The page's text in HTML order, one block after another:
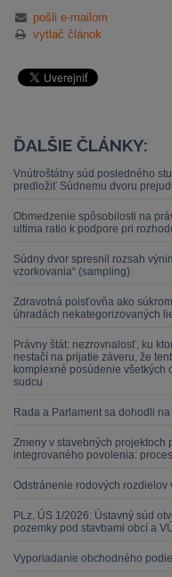
pošli e-mailom
vytlač článok
ĎALŠIE ČLÁNKY:
Vnútroštátny súd posledného
predložiť Súdnemu dvoru
Obmedzenie spôsobilosti na
ultima ratio k podpore pri
Súdny dvor spresnil rozsah
vzorkovania“ (sampling)
Zdravotná poisťovňa ako
úhradách nekategorizovaných
Právny štát: nezrovnalosť, ku
nestačí na prijatie záveru, že
komplexné posúdenie všetkých
sudcu
Rada a Parlament sa dohodli
Zmeny v stavebných projektoch
integrovaného povolenia:
Odstránenie rodových
PLz. ÚS 1/2026: Ústavný súd
pozemky pod stavbami obcí a
Vyporiadanie obchodného